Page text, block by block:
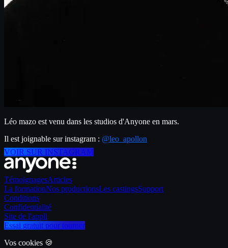
Léo mazo est venu dans les studios d'Anyone en mars.
Il est joignable sur instagram : @leo_apollon
VOIR SUR INSTAGRAM
TémoignagesArticles
La formationNos productionsLes castingsSupport
Conditions
Confidentialité
Site de l'appli
Essai gratuit pour tourner
Vos cookies 🍪